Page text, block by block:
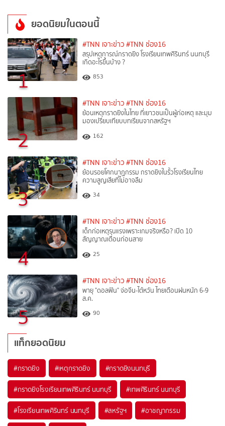
ยอดนิยมในตอนนี้
1
#TNN เจาะข่าว #TNN ช่อง16
สรุปเหตุการณ์กราดยิง โรงเรียนเทพศิรินทร์ นนทบุรี
เกิดอะไรขึ้นบ้าง ?
853
2
#TNN เจาะข่าว #TNN ช่อง16
ย้อนเหตุกราดยิงในไทย ที่เยาวชนเป็นผู้ก่อเหตุ และมุม
มองเปรียบเทียบบทเรียนจากสหรัฐฯ
162
3
#TNN เจาะข่าว #TNN ช่อง16
ย้อนรอยโศกนาฏกรรม กราดยิงในรั้วโรงเรียนไทย
ความสูญเสียที่ไม่อาจลืม
34
4
#TNN เจาะข่าว #TNN ช่อง16
เด็กก่อเหตุรุนแรงเพราะเกมจริงหรือ? เปิด 10
สัญญาณเตือนก่อนสาย
25
5
#TNN เจาะข่าว #TNN ช่อง16
พายุ "ดอลฟิน" จ่อจีน-ไต้หวัน ไทยเตือนฝนหนัก 6-9
ส.ค.
90
แท็กยอดนิยม
#กราดยิง #เหตุกราดยิง #กราดยิงนนทบุรี
#กราดยิงโรงเรียนเทพศิรินทร์ นนทบุรี #เทพศิรินทร์ นนทบุรี
#โรงเรียนเทพศิรินทร์ นนทบุรี #สหรัฐฯ #อาชญากรรม